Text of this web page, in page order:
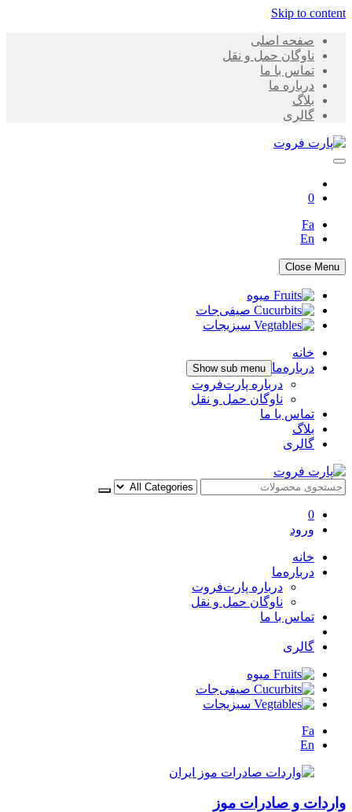
Skip to content
صفحه اصلی
ناوگان حمل و نقل
تماس با ما
درباره ما
بلاگ
گالری
0
Fa
En
Close Menu
میوه
صیفی‌جات
سبزیجات
خانه
درباره‌ما Show sub menu
درباره پارت‌فروت
ناوگان حمل و نقل
تماس با ما
بلاگ
گالری
پارت فروت
0
ورود
خانه
درباره‌ما
درباره پارت‌فروت
ناوگان حمل و نقل
تماس با ما
گالری
میوه
صیفی‌جات
سبزیجات
Fa
En
واردات و صادرات موز